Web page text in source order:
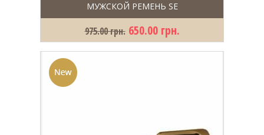
МУЖСКОЙ РЕМЕНЬ SE
975.00 грн. 650.00 грн.